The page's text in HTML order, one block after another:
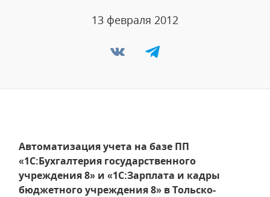
13 февраля 2012
Автоматизация учета на базе ПП
«1С:Бухгалтерия государственного
учреждения 8» и «1С:Зарплата и кадры
бюджетного учреждения 8» в Тольско-